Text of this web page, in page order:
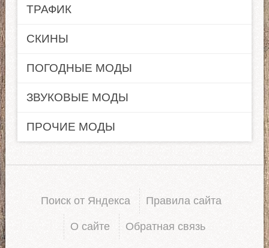
ТРАФИК
СКИНЫ
ПОГОДНЫЕ МОДЫ
ЗВУКОВЫЕ МОДЫ
ПРОЧИЕ МОДЫ
Поиск от Яндекса Правила сайта
О сайте Обратная связь